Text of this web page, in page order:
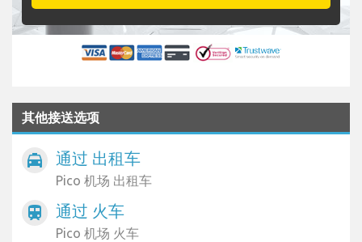
其他接送选项
local_taxi 通过 出租车
Pico 机场 出租车
train 通过 火车
Pico 机场 火车